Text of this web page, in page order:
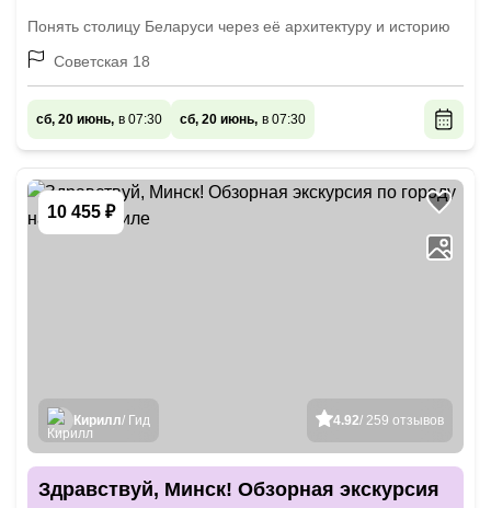
Понять столицу Беларуси через её архитектуру и историю
Советская 18
сб, 20 июнь, в 07:30 сб, 20 июнь, в 07:30
10 455 ₽
4.92/ 259 отзывов
Кирилл/ Гид
Здравствуй, Минск! Обзорная экскурсия